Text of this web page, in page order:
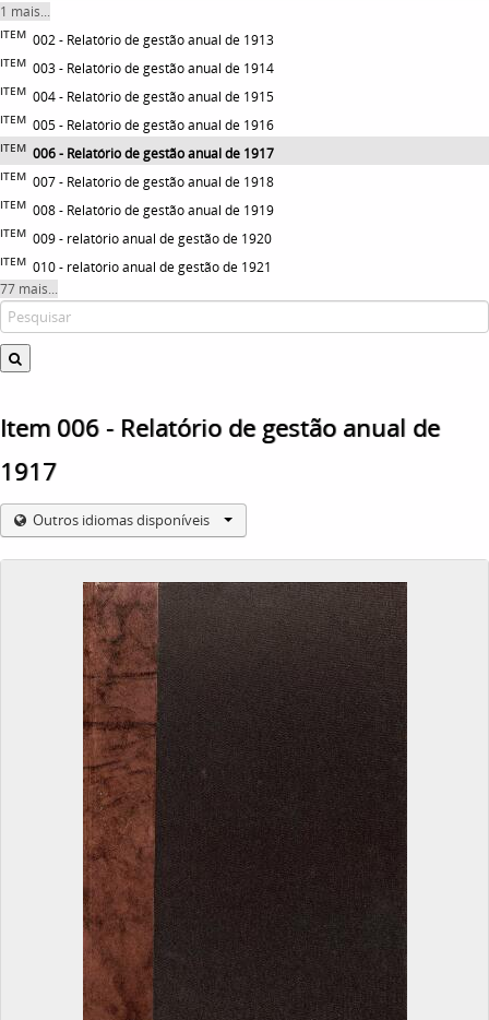
1 mais...
ITEM 002 - Relatório de gestão anual de 1913
ITEM 003 - Relatório de gestão anual de 1914
ITEM 004 - Relatório de gestão anual de 1915
ITEM 005 - Relatório de gestão anual de 1916
ITEM 006 - Relatório de gestão anual de 1917
ITEM 007 - Relatório de gestão anual de 1918
ITEM 008 - Relatório de gestão anual de 1919
ITEM 009 - relatório anual de gestão de 1920
ITEM 010 - relatório anual de gestão de 1921
77 mais...
Item 006 - Relatório de gestão anual de
1917
Outros idiomas disponíveis